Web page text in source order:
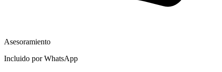
Asesoramiento
Incluido por WhatsApp